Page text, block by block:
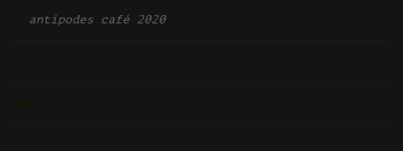
antipodes café 2020